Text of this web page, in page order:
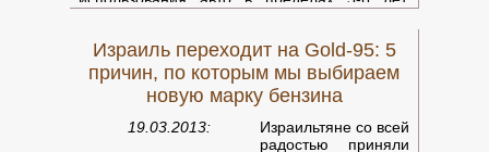
автомобиля - мощность двигателя, размер
багажника, количество посадочных мест, тип
топлива.
Израильские доски объявлений
обычно позволяют вести поиск по этим
параметрам. Если результаты поиска
оказались пусты - следует поступиться
Израиль переходит на Gold-95: 5
причин, по которым мы выбираем
новую марку бензина
19.03.2013:
Израильтяне со всей
радостью приняли